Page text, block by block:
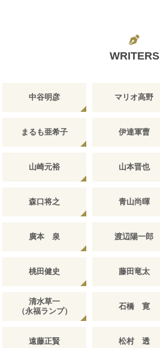
WRITERS
中谷明彦 マリオ高野
まるも亜希子 伊達軍曹
山崎元裕 山本晋也
森口将之 青山尚暉
廣本 泉 渡辺陽一郎
桃田健史 藤田竜太
清水草一
（永福ランプ）
石橋 寛
遠藤正賢 松村 透